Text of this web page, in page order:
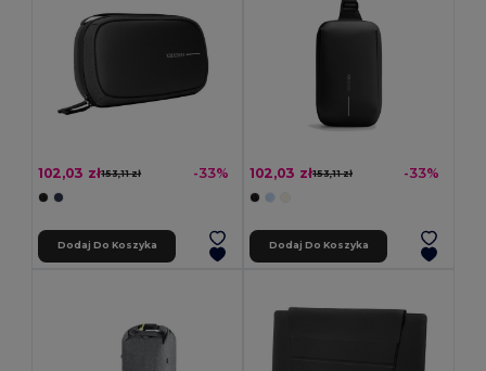
102,03 zł153,11 zł -33%
Dodaj Do Koszyka
102,03 zł153,11 zł -33%
Dodaj Do Koszyka